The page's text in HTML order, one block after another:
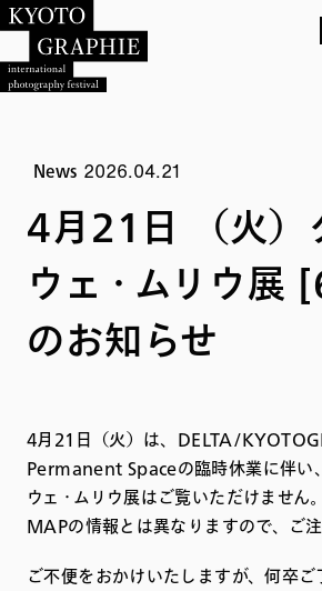
News 2026.04.21
4月21日 （火）
ウェ・ムリウ展
のお知らせ
4月21日（火）は、DELTA/
Permanent Spaceの臨時休業に伴い
ウェ・ムリウ展はご覧いただけません
MAPの情報とは異なりますので、ご注
ご不便をおかけいたしますが、何卒ご